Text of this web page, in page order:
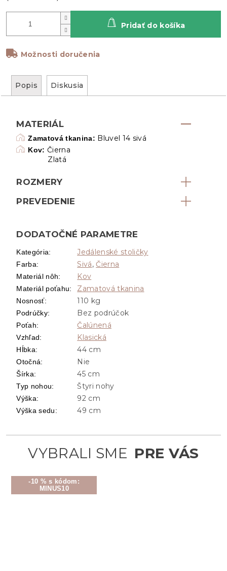
Možnosti doručenia
Pridať do košíka
-10 % s kódom:
MINUS10
Popis Diskusia
MATERIÁL
Zamatová tkanina: Bluvel 14 sivá
Kov: Čierna
Zlatá
ROZMERY
PREVEDENIE
DODATOČNÉ PARAMETRE
Kategória: Jedálenské stoličky
Farba: Sivá,Čierna
Materiál nôh: Kov
Materiál poťahu: Zamatová tkanina
Nosnosť: 110 kg
Podrúčky: Bez podrúčok
Poťah: Čalúnená
Vzhľad: Klasická
Hĺbka: 44 cm
Otočná: Nie
Šírka: 45 cm
Typ nohou: Štyri nohy
Výška: 92 cm
Výška sedu: 49 cm